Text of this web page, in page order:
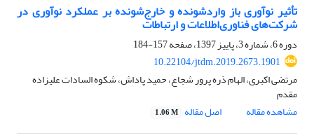
تأثیر نوآوری باز واردشونده و خارج‌شونده بر عملکرد نوآوری در
شرکت‌های فناوری‌اطلاعات و ارتباطات
دوره 6، شماره 3، پاییز 1397، صفحه
157-184
10.22104/jtdm.2019.2673.1901
مرتضی اکبری، الهام ذره پرور شجاع، حمید پاداش، شکوه السادات علیزاده
مقدم
مشاهده مقاله
اصل مقاله 1.06 M